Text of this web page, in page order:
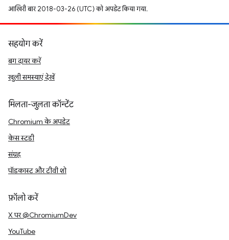
आखिरी बार 2018-03-26 (UTC) को अपडेट किया गया.
सहयोग करें
बग दायर करें
खुली समस्याएं देखें
मिलता-जुलता कॉन्टेंट
Chromium के अपडेट
केस स्टडी
संग्रह
पॉडकास्ट और टीवी शो
फ़ॉलो करें
X पर @ChromiumDev
YouTube